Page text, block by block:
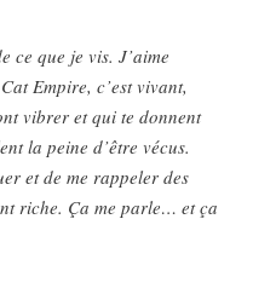
ce que je vis. J’aime
Empire, c’est vivant,
vibrer et qui te donnent
la peine d’être vécus.
et de me rappeler des
riche. Ça me parle… et ça